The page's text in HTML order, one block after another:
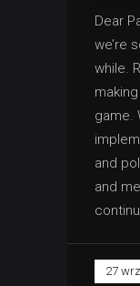
Dear
we’re
while.
game.
and
and
27